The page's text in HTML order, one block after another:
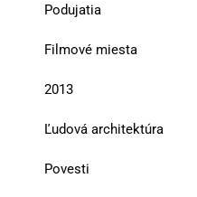
11. marca 2024
Podujatia
Filmové miesta
2013
Ľudová architektúra
Povesti